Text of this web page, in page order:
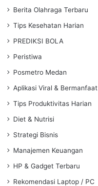
Berita Olahraga Terbaru
Tips Kesehatan Harian
PREDIKSI BOLA
Peristiwa
Posmetro Medan
Aplikasi Viral & Bermanfaat
Tips Produktivitas Harian
Diet & Nutrisi
Strategi Bisnis
Manajemen Keuangan
HP & Gadget Terbaru
Rekomendasi Laptop / PC